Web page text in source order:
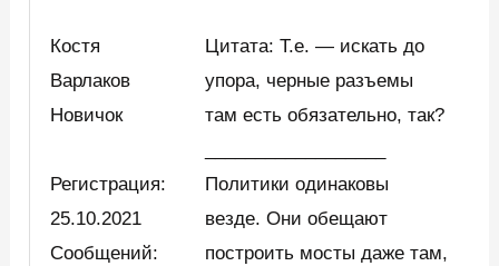
Костя
Варлаков
Новичок
Регистрация:
25.10.2021
Сообщений:
Цитата: Т.е. — искать до
упора, черные разъемы
там есть обязательно, так?
Политики одинаковы
везде. Они обещают
построить мосты даже там,